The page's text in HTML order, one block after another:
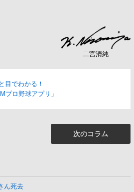
二宮清純
目でわかる！
プロ野球アプリ」
次のコラム
ん死去